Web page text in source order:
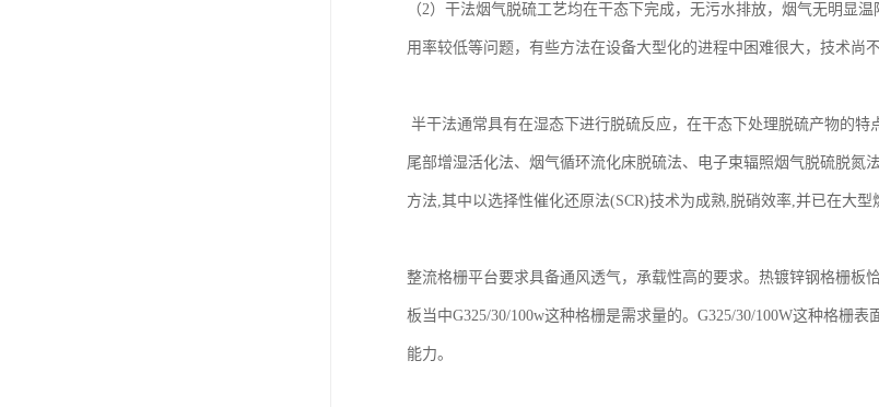
（2）干法烟气脱硫工艺均在干态下完成，无污水排放，烟气无明显
用率较低等问题，有些方法在设备大型化的进程中困难很大，技术尚
半干法通常具有在湿态下进行脱硫反应，在干态下处理脱硫产物的
尾部增湿活化法、烟气循环流化床脱硫法、电子束辐照烟气脱硫脱
方法,其中以选择性催化还原法(SCR)技术为成熟,脱硝效率,并已在大型
整流格栅平台要求具备通风透气，承载性高的要求。热镀锌钢格栅
板当中G325/30/100w这种格栅是需求量的。G325/30/100W这种格栅
能力。